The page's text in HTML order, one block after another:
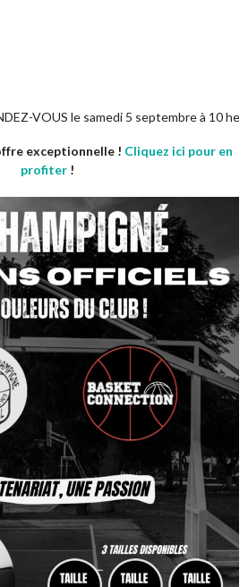
VOUS le samedi 5 septembre à 10
exceptionnelle ! Cliquez ici pour en
profiter !